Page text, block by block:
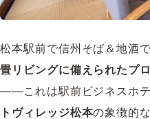
松本駅前で信州そば＆地酒
畳リビングに備えられたプ
――これは駅前ビジネスホ
トヴィレッジ松本の象徴的